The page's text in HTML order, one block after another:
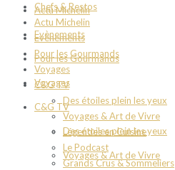
Actu Michelin
Evènements
Pour les Gourmands
Voyages
C&G TV
Des étoiles plein les yeux
Voyages & Art de Vivre
Chefs & Restos
Actu Michelin
Evènements
Pour les Gourmands
Voyages
C&G TV
Des étoiles plein les yeux
Voyages & Art de Vivre
Légendes en Cuisine
Le Podcast
Grands Crus & Sommeliers